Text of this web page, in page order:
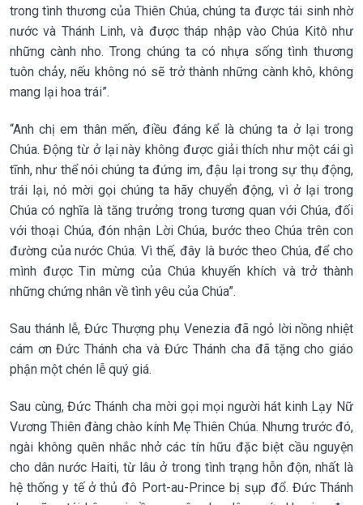
trong tình thương của Thiên Chúa, chúng ta được tái sinh nhờ
nước và Thánh Linh, và được tháp nhập vào Chúa Kitô như
những cành nho. Trong chúng ta có nhựa sống tình thương
tuôn chảy, nếu không nó sẽ trở thành những cành khô, không
mang lại hoa trái”.
“Anh chị em thân mến, điều đáng kể là chúng ta ở lại trong
Chúa. Động từ ở lại này không được giải thích như một cái gì
tĩnh, như thể nói chúng ta đứng im, đậu lại trong sự thụ động,
trái lại, nó mời gọi chúng ta hãy chuyển động, vì ở lại trong
Chúa có nghĩa là tăng trưởng trong tương quan với Chúa, đối
với thoại Chúa, đón nhận Lời Chúa, bước theo Chúa trên con
đường của nước Chúa. Vì thế, đây là bước theo Chúa, để cho
mình được Tin mừng của Chúa khuyến khích và trở thành
những chứng nhân về tình yêu của Chúa”.
Sau thánh lễ, Đức Thượng phụ Venezia đã ngỏ lời nồng nhiệt
cám ơn Đức Thánh cha và Đức Thánh cha đã tặng cho giáo
phận một chén lễ quý giá.
Sau cùng, Đức Thánh cha mời gọi mọi người hát kinh Lạy Nữ
Vương Thiên đàng chào kính Mẹ Thiên Chúa. Nhưng trước đó,
ngài không quên nhắc nhở các tín hữu đặc biệt cầu nguyện
cho dân nước Haiti, từ lâu ở trong tình trạng hỗn độn, nhất là
hệ thống y tế ở thủ đô Port-au-Prince bị sụp đổ. Đức Thánh